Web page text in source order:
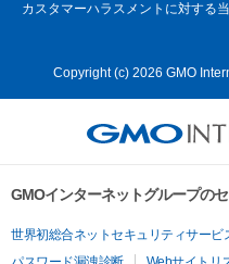
カスタマーハラスメントに対する
Copyright (c) 2026 GMO
GMOインターネットグループの
世界初総合ネットセキュリティサービ